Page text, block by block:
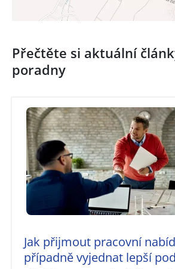
Přečtěte si aktuální
poradny
Jak přijmout pracovní
případně vyjednat lepší